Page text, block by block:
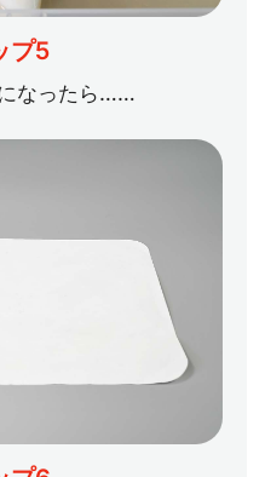
プ5
なったら……